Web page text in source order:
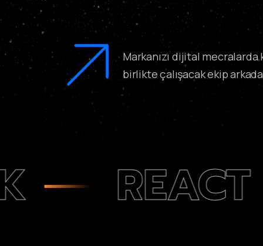
Markanızı dijital mecralarda
birlikte çalışacak ekip
REACT